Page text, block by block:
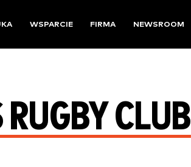
WSPARCIE FIRMA NEWSROOM
CLUB